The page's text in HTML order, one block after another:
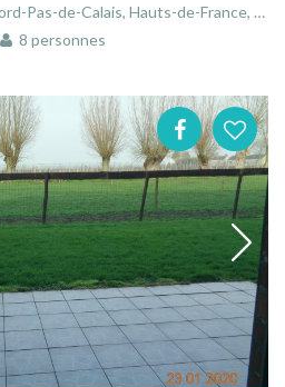
de-Calais, Hauts-de-France, France
8 personnes